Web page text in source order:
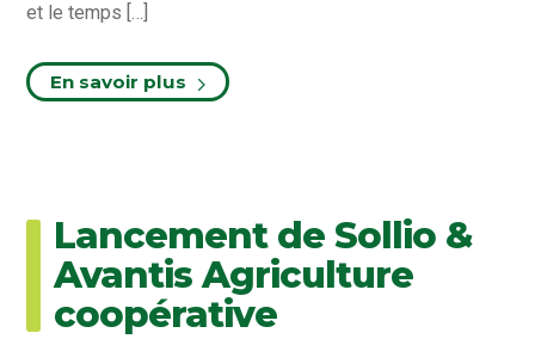
et le temps […]
En savoir plus
Lancement de Sollio &
Avantis Agriculture
coopérative